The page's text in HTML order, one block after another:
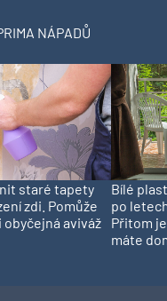
NÁPADŮ
staré tapety
zdi. Pomůže
obyčejná aviváž
Bílé
po
Přitom
máte